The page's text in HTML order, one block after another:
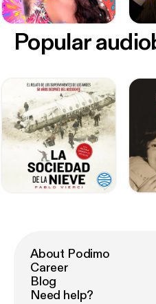
Popular
About Podimo
Career
Blog
Need help?